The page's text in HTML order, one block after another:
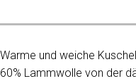
Warme und weiche
60% Lammwolle von der